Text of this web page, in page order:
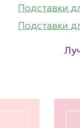
Подставки
Подставки